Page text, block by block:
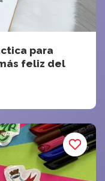
para
feliz del